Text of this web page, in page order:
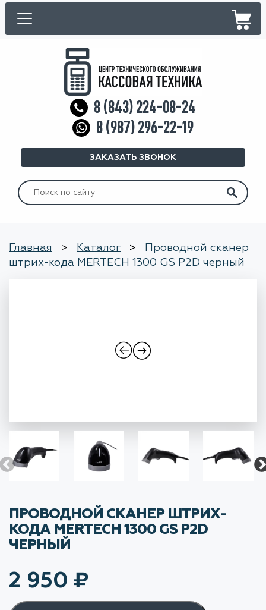
8 (843) 224-08-24
8 (987) 296-22-19
ЗАКАЗАТЬ ЗВОНОК
Искать:
Главная > Каталог >
Проводной сканер
штрих-кода MERTECH 1300 GS P2D черный
ПРОВОДНОЙ СКАНЕР ШТРИХ-
КОДА MERTECH 1300 GS P2D
ЧЕРНЫЙ
2 950 ₽